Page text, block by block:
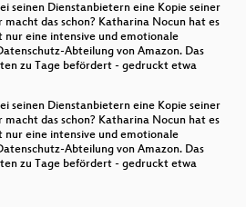
seinen Dienstanbietern eine Kopie seiner
das schon? Katharina Nocun hat es
nur eine intensive und emotionale
Abteilung von Amazon. Das
zu Tage befördert - gedruckt etwa
seinen Dienstanbietern eine Kopie seiner
das schon? Katharina Nocun hat es
nur eine intensive und emotionale
Abteilung von Amazon. Das
zu Tage befördert - gedruckt etwa